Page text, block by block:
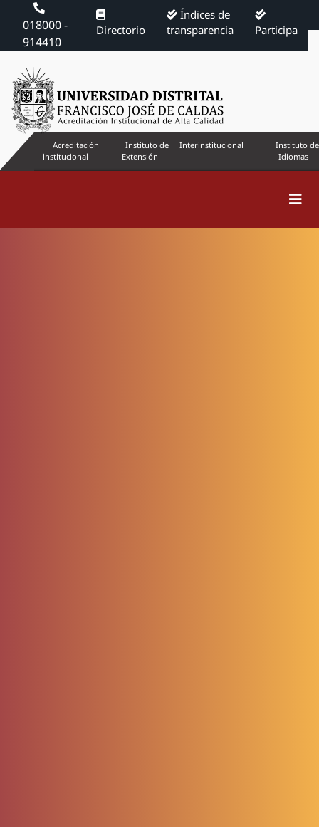
018000 -
914410
Directorio
Índices de
transparencia
Participa
Acreditación
institucional
Instituto de
Extensión
Interinstitucional
Instituto de
Idiomas